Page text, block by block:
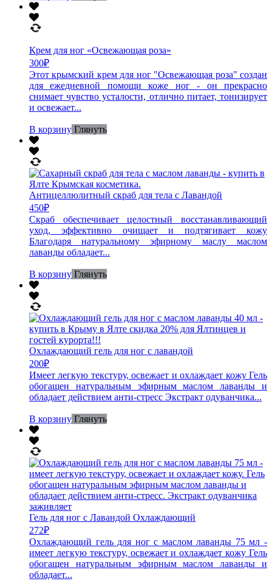
Крем для ног «Освежающая роза»
300₽
Этот крымский крем для ног "Освежающая роза" создан
для ежедневной помощи коже ног - он прекрасно
снимает чувство усталости, отлично питает, тонизирует
и освежает...
В корзину Глянуть
Антицеллюлитный скраб для тела с Лавандой
450₽
Скраб обеспечивает целостный восстанавливающий
уход, эффективно очищает и подтягивает кожу
Благодаря натуральному эфирному маслу маслом
лаванды обладает...
В корзину Глянуть
Охлаждающий гель для ног с лавандой
200₽
Имеет легкую текстуру, освежает и охлаждает кожу Гель
обогащен натуральным эфирным маслом лаванды и
обладает действием анти-стресс Экстракт одуванчика...
В корзину Глянуть
Гель для ног с Лавандой Охлаждающий
272₽
Охлаждающий гель для ног с маслом лаванды 75 мл -
имеет легкую текстуру, освежает и охлаждает кожу Гель
обогащен натуральным эфирным маслом лаванды и
обладает...